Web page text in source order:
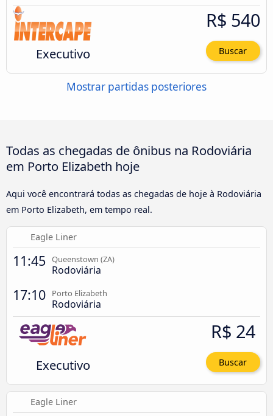
Executivo
R$ 540
Buscar
Mostrar partidas posteriores
Todas as chegadas de ônibus na Rodoviária
em Porto Elizabeth hoje
Aqui você encontrará todas as chegadas de hoje à Rodoviária
em Porto Elizabeth, em tempo real.
Eagle Liner
11:45 Queenstown (ZA)
Rodoviária
17:10 Porto Elizabeth
Rodoviária
Executivo
R$ 24
Buscar
Eagle Liner